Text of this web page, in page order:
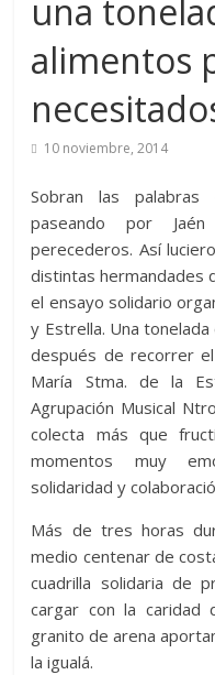
una
alimentos
10 noviembre, 2014
Sobran las
paseando por
perecederos. Así
distintas hermandades
el ensayo solidario
y Estrella. Una
después de recorrer
María Stma. de la
Agrupación Musical
colecta más que
momentos muy
solidaridad y
Más de tres horas
medio centenar de
cuadrilla solidaria de
cargar con la caridad
granito de arena
la igualá.